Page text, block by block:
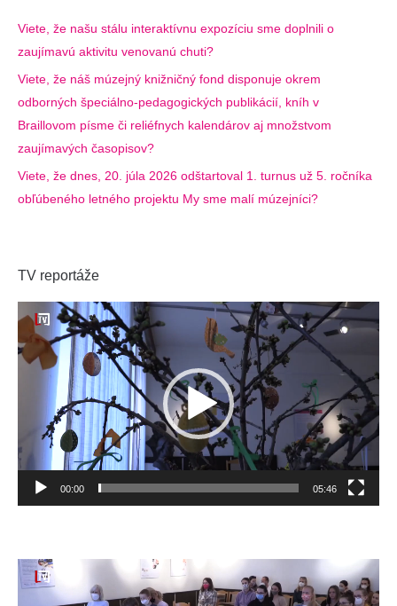
Viete, že našu stálu interaktívnu expozíciu sme doplnili o
zaujímavú aktivitu venovanú chuti?
Viete, že náš múzejný knižničný fond disponuje okrem
odborných špeciálno-pedagogických publikácií, kníh v
Braillovom písme či reliéfnych kalendárov aj množstvom
zaujímavých časopisov?
Viete, že dnes, 20. júla 2026 odštartoval 1. turnus už 5. ročníka
obľúbeného letného projektu My sme malí múzejníci?
TV reportáže
Video
prehrávač
00:00 05:46
Video
prehrávač